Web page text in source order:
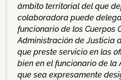
ámbito territorial del que
colaboradora puede
funcionario de los Cuerpos
Administración de Justicia
que preste servicio en las
bien en el funcionario de la
que sea expresamente